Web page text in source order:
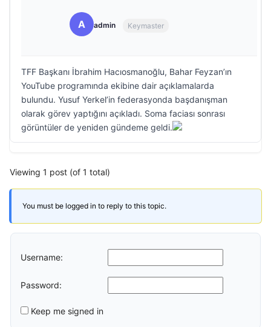
A admin Keymaster
TFF Başkanı İbrahim Hacıosmanoğlu, Bahar Feyzan’ın
YouTube programında ekibine dair açıklamalarda
bulundu. Yusuf Yerkel’in federasyonda başdanışman
olarak görev yaptığını açıkladı. Soma faciası sonrası
görüntüler de yeniden gündeme geldi.
Viewing 1 post (of 1 total)
You must be logged in to reply to this topic.
Username:
Password:
Keep me signed in